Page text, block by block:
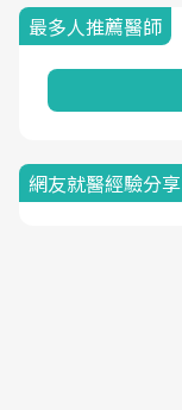
最多人推薦醫師
網友就醫經驗分享